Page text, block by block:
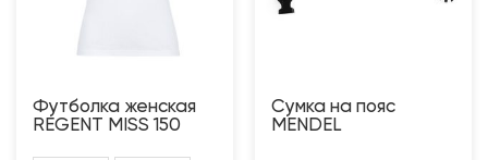
Футболка женская
REGENT MISS 150
Сумка на пояс
MENDEL